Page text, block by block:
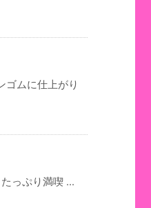
ゴムに仕上がり
っぷり満喫 ...